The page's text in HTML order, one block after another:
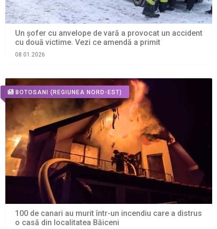
Un șofer cu anvelope de vară a provocat un accident
cu două victime. Vezi ce amendă a primit
08.01.2026
BOTOSANI (REGIUNEA NORD-EST)
100 de canari au murit într-un incendiu care a distrus
o casă din localitatea Băiceni